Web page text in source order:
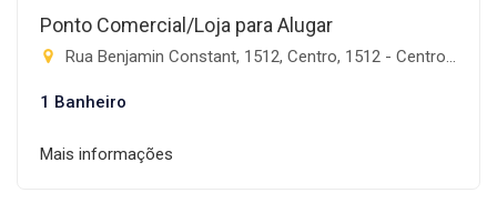
Ponto Comercial/Loja para Alugar
Rua Benjamin Constant, 1512, Centro, 1512 - Centro, Rio Brilhante-MS
1 Banheiro
Mais informações